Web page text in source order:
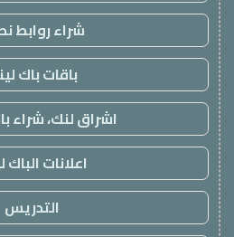
شراء روابط
باقات باك
اشراق لنك، شراء
اعلانات الباك
التدريس